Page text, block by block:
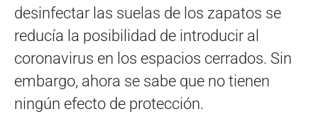
desinfectar las suelas de los zapatos se
reducía la posibilidad de introducir al
coronavirus en los espacios cerrados. Sin
embargo, ahora se sabe que no tienen
ningún efecto de protección.